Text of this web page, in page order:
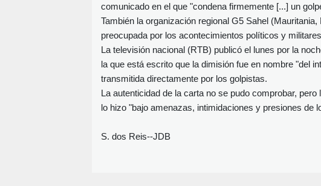
comunicado en el que "condena firmemente [...] un
También la organización regional G5 Sahel
preocupada por los acontecimientos políticos y
La televisión nacional (RTB) publicó el lunes por la
la que está escrito que la dimisión fue en nombre "del
transmitida directamente por los golpistas.
La autenticidad de la carta no se pudo comprobar,
lo hizo "bajo amenazas, intimidaciones y presiones de
S. dos Reis--JDB